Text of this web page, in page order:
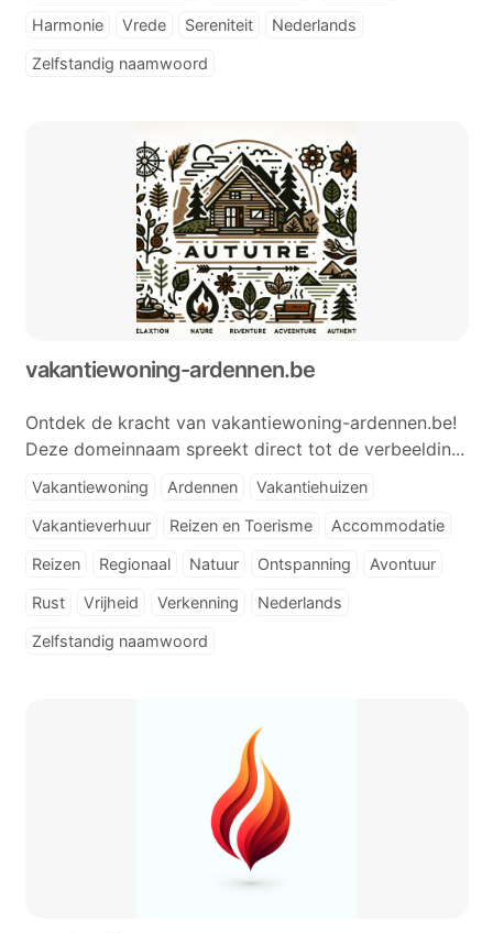
Harmonie Vrede Sereniteit Nederlands
Zelfstandig naamwoord
vakantiewoning-ardennen.be
Ontdek de kracht van vakantiewoning-ardennen.be!
Deze domeinnaam spreekt direct tot de verbeeldin...
Vakantiewoning Ardennen Vakantiehuizen
Vakantieverhuur Reizen en Toerisme Accommodatie
Reizen Regionaal Natuur Ontspanning Avontuur
Rust Vrijheid Verkenning Nederlands
Zelfstandig naamwoord